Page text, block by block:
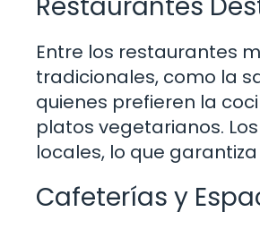
Entre los restaurantes
tradicionales, como la
quienes prefieren la
platos vegetarianos.
locales, lo que
Cafeterías y